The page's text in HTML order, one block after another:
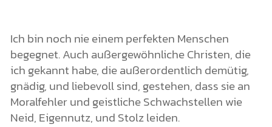
Ich bin noch nie einem perfekten Menschen
begegnet. Auch außergewöhnliche Christen, die
ich gekannt habe, die außerordentlich demütig,
gnädig, und liebevoll sind, gestehen, dass sie an
Moralfehler und geistliche Schwachstellen wie
Neid, Eigennutz, und Stolz leiden.